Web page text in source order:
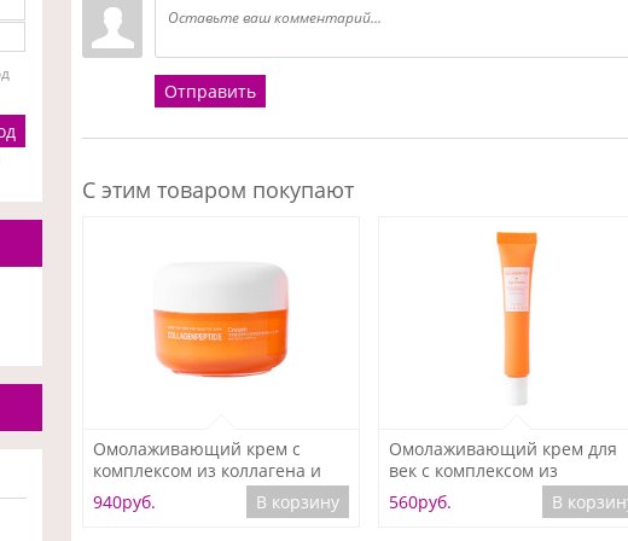
Отправить
С этим товаром покупают
Подробнее
Омолаживающий крем с
комплексом из коллагена и
пептида Jigott CollagenPeptide
Cream, 50 мл
940руб. В корзину
Подробнее
Омолаживающий крем для
век с комплексом из
коллагена и пептидами
Collagen Peptide Eye Cream,
560руб. В